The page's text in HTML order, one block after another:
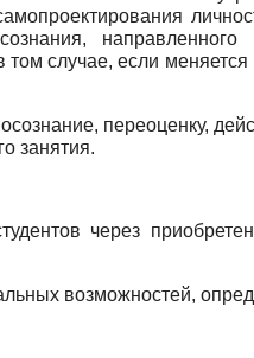
направленного
случае, если меняется
переоценку,
занятия.
через
возможностей,